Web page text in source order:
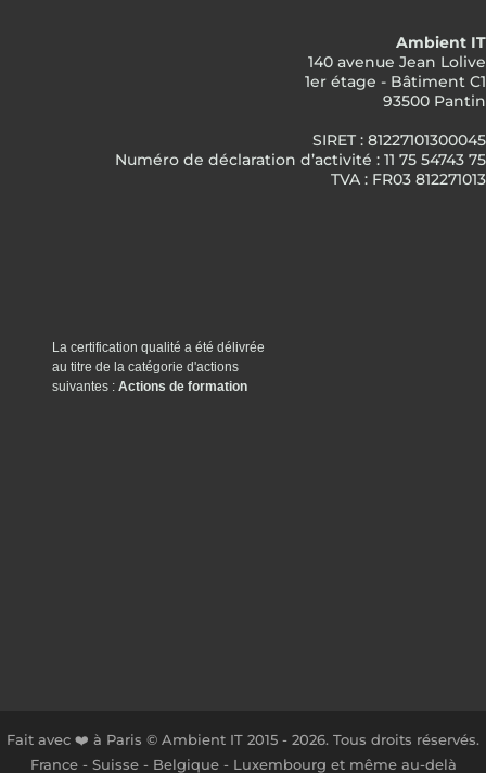
Ambient IT
140 avenue Jean Lolive
1er étage - Bâtiment C1
93500 Pantin
SIRET : 81227101300045
Numéro de déclaration d’activité : 11 75 54743 75
TVA : FR03 812271013
La certification qualité a été délivrée
au titre de la catégorie d'actions
suivantes : Actions de formation
Fait avec ❤️ à Paris © Ambient IT 2015 - 2026. Tous droits réservés.
France - Suisse - Belgique - Luxembourg et même au-delà